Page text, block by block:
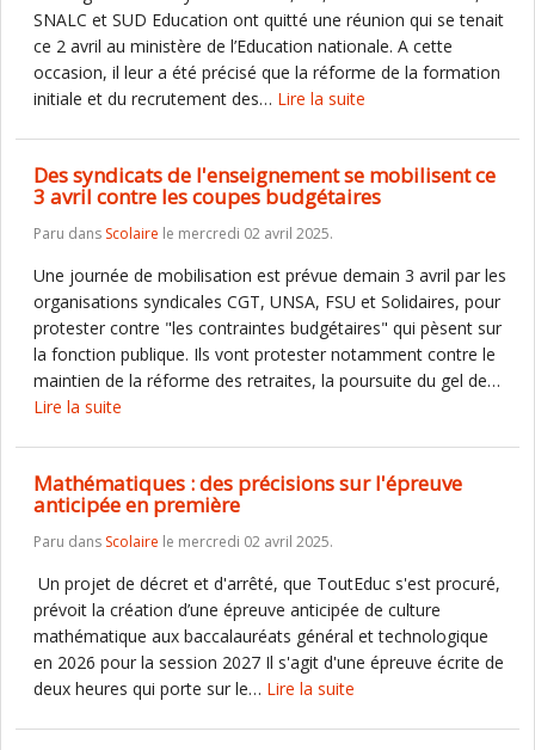
SNALC et SUD Education ont quitté une réunion qui se tenait
ce 2 avril au ministère de l’Education nationale. A cette
occasion, il leur a été précisé que la réforme de la formation
initiale et du recrutement des… Lire la suite
Des syndicats de l'enseignement se mobilisent ce
3 avril contre les coupes budgétaires
Paru dans Scolaire le mercredi 02 avril 2025.
Une journée de mobilisation est prévue demain 3 avril par les
organisations syndicales CGT, UNSA, FSU et Solidaires, pour
protester contre "les contraintes budgétaires" qui pèsent sur
la fonction publique. Ils vont protester notamment contre le
maintien de la réforme des retraites, la poursuite du gel de…
Lire la suite
Mathématiques : des précisions sur l'épreuve
anticipée en première
Paru dans Scolaire le mercredi 02 avril 2025.
Un projet de décret et d'arrêté, que ToutEduc s'est procuré,
prévoit la création d’une épreuve anticipée de culture
mathématique aux baccalauréats général et technologique
en 2026 pour la session 2027 Il s'agit d'une épreuve écrite de
deux heures qui porte sur le… Lire la suite